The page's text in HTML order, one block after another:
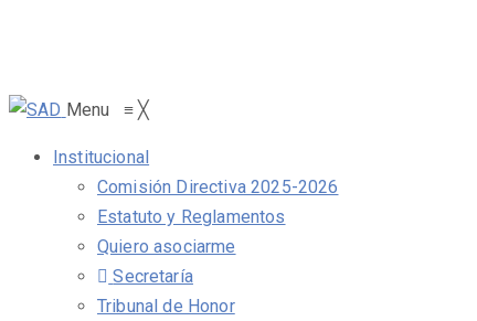
Menu ≡ ╳
Institucional
Comisión Directiva 2025-2026
Estatuto y Reglamentos
Quiero asociarme
Secretaría
Tribunal de Honor